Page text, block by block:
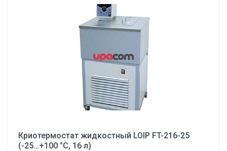
Криотермостат жидкостный LOIP FT-216-25
(-25…+100 °С, 16 л)